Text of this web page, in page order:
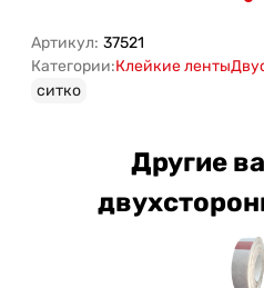
Артикул: 37521
Категории:Клейкие ленты
ситко
Другие